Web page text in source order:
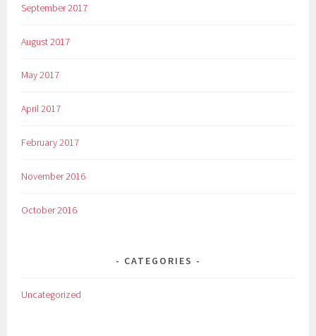
September 2017
August 2017
May 2017
April 2017
February 2017
November 2016
October 2016
CATEGORIES
Uncategorized